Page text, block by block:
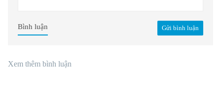
Gửi bình luận
Bình luận
Xem thêm bình luận